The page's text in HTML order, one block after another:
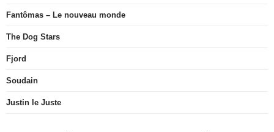
Fantômas – Le nouveau monde
The Dog Stars
Fjord
Soudain
Justin le Juste